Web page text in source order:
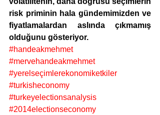
risk priminin hala gündemimizden ve
fiyatlamalardan aslında çıkmamış
olduğunu gösteriyor.
#handeakmehmet
#mervehandeakmehmet
#yerelseçimlerekonomiketkiler
#turkisheconomy
#turkeyelectionsanalysis
#2014electionseconomy